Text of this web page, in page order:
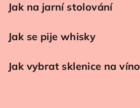
Jak na jarní stolování
Jak se pije whisky
Jak vybrat sklenice na víno